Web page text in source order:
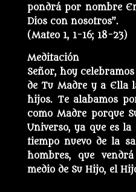
pondrá por nombre
Dios con nosotros”.
(Mateo 1, 1-16; 18-23)
Meditación
Señor, hoy
de Tu Madre y a Ella
hijos. Te alabamos
como Madre porque
Universo, ya que es
tiempo nuevo de la
hombres, que
medio de Su Hijo, el